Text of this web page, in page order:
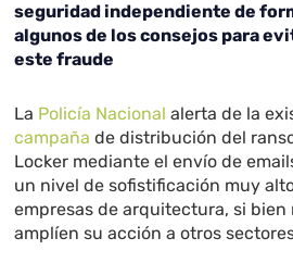
seguridad independiente de
algunos de los consejos para
este fraude
La Policía Nacional alerta de la
campaña de distribución del
Locker mediante el envío de
un nivel de sofistificación muy
empresas de arquitectura, si bien
amplíen su acción a otros